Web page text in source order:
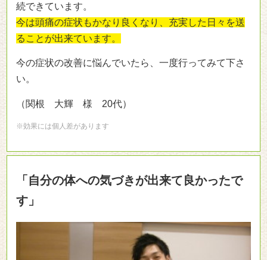
続できています。
今は頭痛の症状もかなり良くなり、充実した日々を送
ることが出来ています。
今の症状の改善に悩んでいたら、一度行ってみて下さ
い。
（関根 大輝 様 20代）
※効果には個人差があります
「自分の体への気づきが出来て良かったで
す」